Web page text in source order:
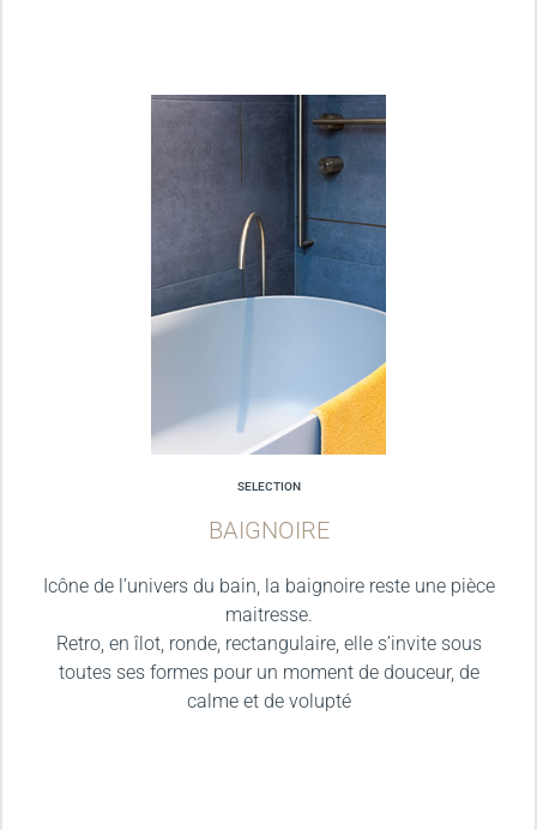
SELECTION
BAIGNOIRE
Icône de l’univers du bain, la baignoire reste une pièce
maitresse.
Retro, en îlot, ronde, rectangulaire, elle s’invite sous
toutes ses formes pour un moment de douceur, de
calme et de volupté